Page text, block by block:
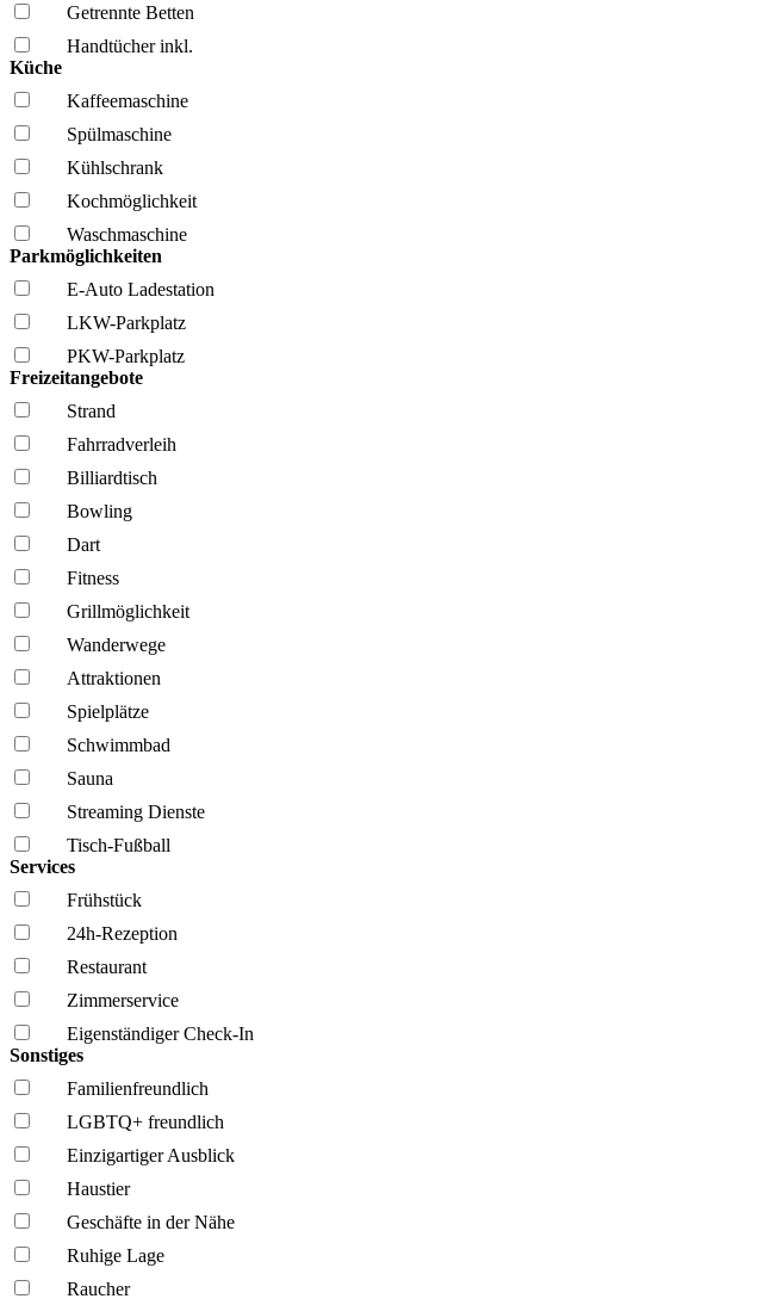
Getrennte Betten
Handtücher inkl.
Küche
Kaffee­maschine
Spül­maschine
Kühl­schrank
Kochmöglich­keit
Wasch­maschine
Parkmöglichkeiten
E-Auto Ladestation
LKW-Parkplatz
PKW-Parkplatz
Freizeitangebote
Strand
Fahrrad­verleih
Billiardtisch
Bowling
Dart
Fitness
Grillmöglich­keit
Wanderwege
Attraktionen
Spielplätze
Schwimmbad
Sauna
Streaming Dienste
Tisch-Fußball
Services
Frühstück
24h-Rezeption
Restaurant
Zimmerservice
Eigenständiger Check-In
Sonstiges
Familien­freundlich
LGBTQ+ freundlich
Einzigartiger Ausblick
Haustier
Geschäfte in der Nähe
Ruhige Lage
Raucher